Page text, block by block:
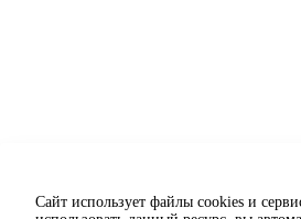
Сайт использует файлы cookies и